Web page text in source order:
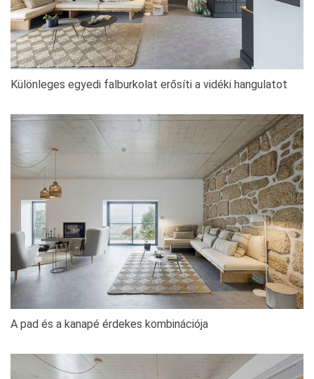
Különleges egyedi falburkolat erősíti a vidéki hangulatot
A pad és a kanapé érdekes kombinációja